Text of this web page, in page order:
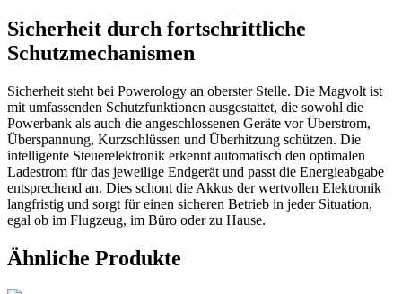
Sicherheit durch fortschrittliche
Schutzmechanismen
Sicherheit steht bei Powerology an oberster Stelle. Die Magvolt ist
mit umfassenden Schutzfunktionen ausgestattet, die sowohl die
Powerbank als auch die angeschlossenen Geräte vor Überstrom,
Überspannung, Kurzschlüssen und Überhitzung schützen. Die
intelligente Steuerelektronik erkennt automatisch den optimalen
Ladestrom für das jeweilige Endgerät und passt die Energieabgabe
entsprechend an. Dies schont die Akkus der wertvollen Elektronik
langfristig und sorgt für einen sicheren Betrieb in jeder Situation,
egal ob im Flugzeug, im Büro oder zu Hause.
Ähnliche Produkte